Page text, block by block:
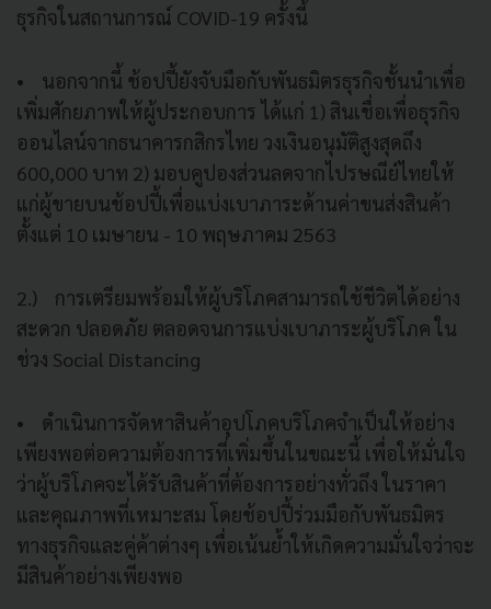
ธุรกิจในสถานการณ์ COVID-19 ครั้งนี้
• นอกจากนี้ ช้อปปี้ยังจับมือกับพันธมิตรธุรกิจชั้นนำเพื่อ
เพิ่มศักยภาพให้ผู้ประกอบการ ได้แก่ 1) สินเชื่อเพื่อธุรกิจ
ออนไลน์จากธนาคารกสิกรไทย วงเงินอนุมัติสูงสุดถึง
600,000 บาท 2) มอบคูปองส่วนลดจากไปรษณีย์ไทยให้
แก่ผู้ขายบนช้อปปี้เพื่อแบ่งเบาภาระด้านค่าขนส่งสินค้า
ตั้งแต่ 10 เมษายน - 10 พฤษภาคม 2563
2.) การเตรียมพร้อมให้ผู้บริโภคสามารถใช้ชีวิตได้อย่าง
สะดวก ปลอดภัย ตลอดจนการแบ่งเบาภาระผู้บริโภค ใน
ช่วง Social Distancing
• ดำเนินการจัดหาสินค้าอุปโภคบริโภคจำเป็นให้อย่าง
เพียงพอต่อความต้องการที่เพิ่มขึ้นในขณะนี้ เพื่อให้มั่นใจ
ว่าผู้บริโภคจะได้รับสินค้าที่ต้องการอย่างทั่วถึง ในราคา
และคุณภาพที่เหมาะสม โดยช้อปปี้ร่วมมือกับพันธมิตร
ทางธุรกิจและคู่ค้าต่างๆ เพื่อเน้นย้ำให้เกิดความมั่นใจว่าจะ
มีสินค้าอย่างเพียงพอ